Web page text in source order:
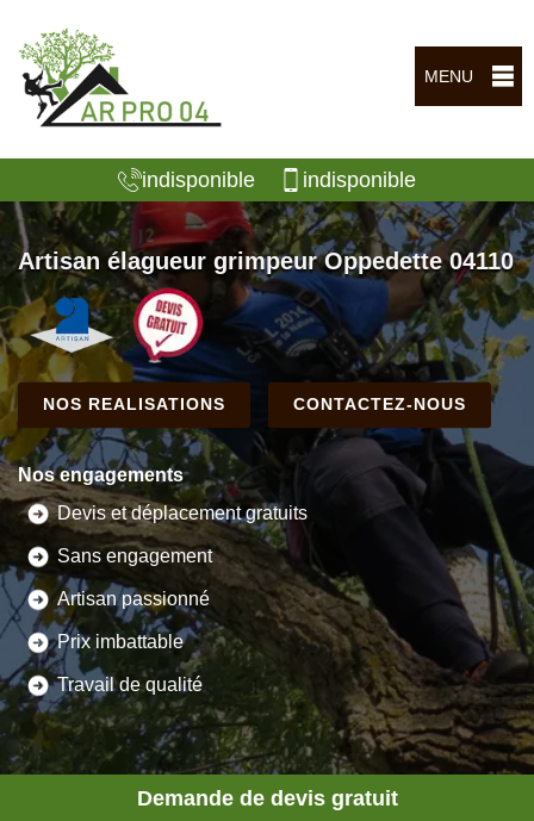
MENU
indisponible indisponible
Artisan élagueur grimpeur Oppedette 04110
NOS REALISATIONS CONTACTEZ-NOUS
Nos engagements
Devis et déplacement gratuits
Sans engagement
Artisan passionné
Prix imbattable
Travail de qualité
Demande de devis gratuit